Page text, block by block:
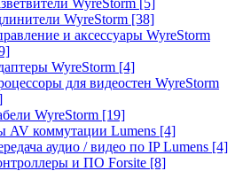
WyreStorm [5]
WyreStorm [38]
и аксессуары WyreStorm
WyreStorm [4]
для видеостен WyreStorm
WyreStorm [19]
AV коммутации Lumens [4]
аудио / видео по IP Lumens [4]
и ПО Forsite [8]